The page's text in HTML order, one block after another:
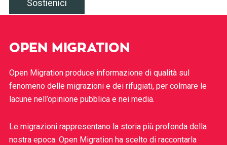
Sostienici
OPEN MIGRATION
Open Migration produce informazione di qualità sul
fenomeno delle migrazioni e dei rifugiati, per colmare le
lacune nell’opinione pubblica e nei media.
Le migrazioni rappresentano la storia più profonda della
nostra epoca. Open Migration ha scelto di raccontarla